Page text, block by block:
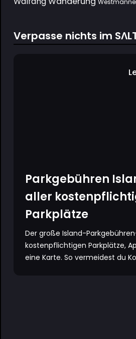
Verpasse nichts im
Parkgebühren
aller
Parkplätze
Der große Island-
kostenpflichtigen Parkplätze,
eine Karte. So vermeidest du